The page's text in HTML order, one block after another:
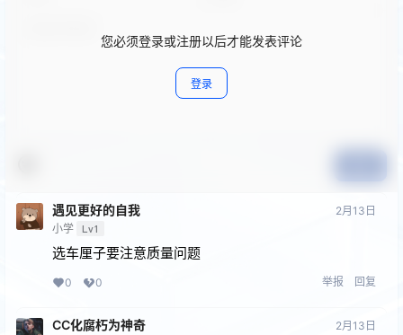
您必须登录或注册以后才能发表评论
登录
遇见更好的⾃我
小学 Lv1
2月13日
选车厘子要注意质量问题
0 0 举报 回复
CC化腐朽为神奇 2月13日